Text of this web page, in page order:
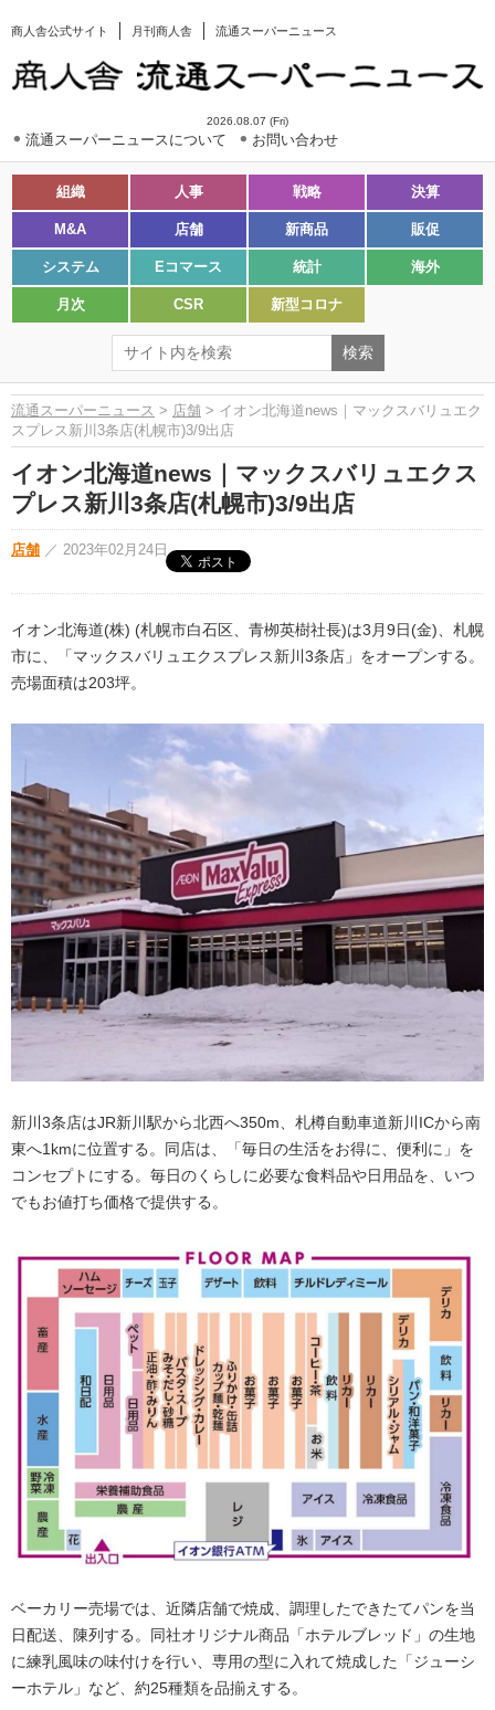
商人舎公式サイト 月刊商人舎 流通スーパーニュース
2026.08.07 (Fri)
流通スーパーニュースについて お問い合わせ
組織 人事 戦略 決算
M&A 店舗 新商品 販促
システム Eコマース 統計 海外
月次 CSR 新型コロナ
流通スーパーニュース > 店舗 > イオン北海道news｜マックスバリュエク
スプレス新川3条店(札幌市)3/9出店
イオン北海道news｜マックスバリュエクス
プレス新川3条店(札幌市)3/9出店
店舗 ／ 2023年02月24日
イオン北海道(株) (札幌市白石区、青栁英樹社長)は3月9日(金)、札幌
市に、「マックスバリュエクスプレス新川3条店」をオープンする。
売場面積は203坪。
新川3条店はJR新川駅から北西へ350m、札樽自動車道新川ICから南
東へ1kmに位置する。同店は、「毎日の生活をお得に、便利に」を
コンセプトにする。毎日のくらしに必要な食料品や日用品を、いつ
でもお値打ち価格で提供する。
ベーカリー売場では、近隣店舗で焼成、調理したできたてパンを当
日配送、陳列する。同社オリジナル商品「ホテルブレッド」の生地
に練乳風味の味付けを行い、専用の型に入れて焼成した「ジューシ
ーホテル」など、約25種類を品揃えする。